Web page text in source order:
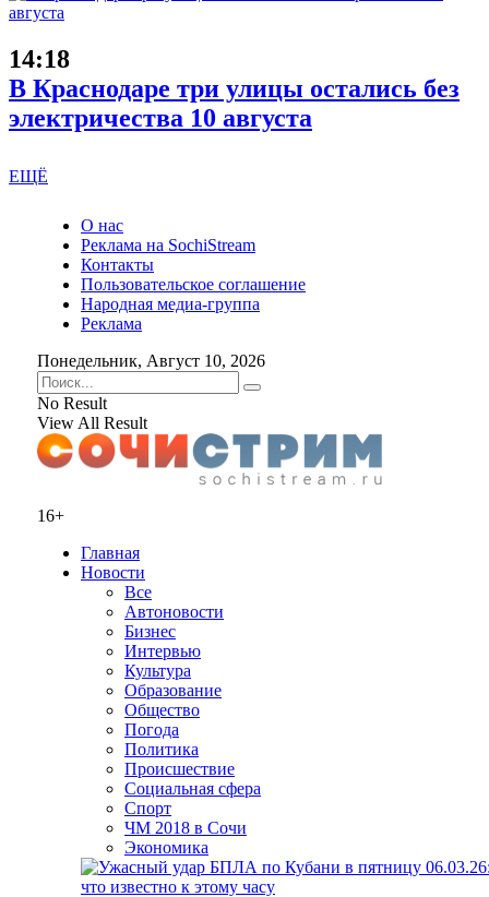
14:18
В Краснодаре три улицы остались без
электричества 10 августа
ЕЩЁ
О нас
Реклама на SochiStream
Контакты
Пользовательское соглашение
Народная медиа-группа
Реклама
Понедельник, Август 10, 2026
No Result
View All Result
16+
Главная
Новости
Все
Автоновости
Бизнес
Интервью
Культура
Образование
Общество
Погода
Политика
Происшествие
Социальная сфера
Спорт
ЧМ 2018 в Сочи
Экономика